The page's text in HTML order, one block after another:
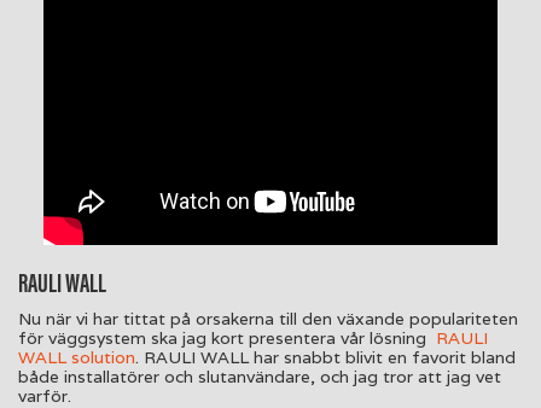
RAULI WALL
Nu när vi har tittat på orsakerna till den växande populariteten
för väggsystem ska jag kort presentera vår lösning RAULI
WALL solution. RAULI WALL har snabbt blivit en favorit bland
både installatörer och slutanvändare, och jag tror att jag vet
varför.